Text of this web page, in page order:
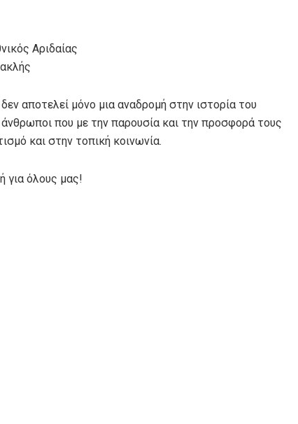
Αριδαίας
αποτελεί μόνο μια αναδρομή στην ιστορία του
άνθρωποι που με την παρουσία και την προσφορά τους
και στην τοπική κοινωνία.
για όλους μας!